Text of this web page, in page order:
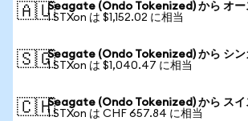
🇦🇺Seagate (Ondo Tokenized) から オー
1 STXon は $1,152.02 に相当
🇸🇬Seagate (Ondo Tokenized) から シン
1 STXon は $1,040.47 に相当
🇨🇭Seagate (Ondo Tokenized) から スイ
1 STXon は CHF 657.84 に相当